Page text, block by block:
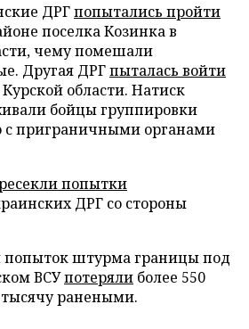
ДРГпопытались пройти
поселка Козинка в
чему помешали
Другая ДРГпыталась войти
области. Натиск
бойцы группировки
с приграничными органами
попытки
ДРГ со стороны
попыток штурма границы под
ВСУпотеряли более 550
ранеными.